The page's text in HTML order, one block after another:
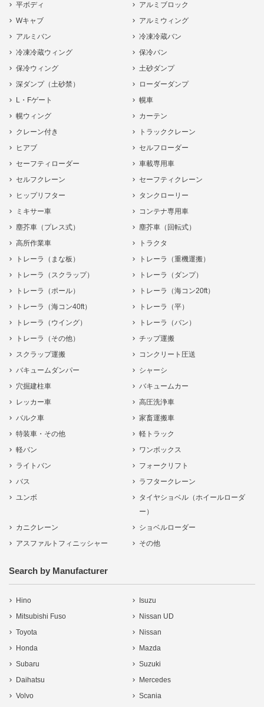
平ボディ
アルミブロック
Wキャブ
アルミウィング
アルミバン
冷凍冷蔵バン
冷凍冷蔵ウィング
保冷バン
保冷ウィング
土砂ダンプ
深ダンプ（土砂禁）
ローダーダンプ
L・Fゲート
幌車
幌ウィング
カーテン
クレーン付き
トラッククレーン
ヒアブ
セルフローダー
セーフティローダー
車載専用車
セルフクレーン
セーフティクレーン
ヒップリフター
タンクローリー
ミキサー車
コンテナ専用車
塵芥車（プレス式）
塵芥車（回転式）
高所作業車
トラクタ
トレーラ（まな板）
トレーラ（重機運搬）
トレーラ（スクラップ）
トレーラ（ダンプ）
トレーラ（ポール）
トレーラ（海コン20ft）
トレーラ（海コン40ft）
トレーラ（平）
トレーラ（ウイング）
トレーラ（バン）
トレーラ（その他）
チップ運搬
スクラップ運搬
コンクリート圧送
バキュームダンパー
シャーシ
穴掘建柱車
バキュームカー
レッカー車
高圧洗浄車
バルク車
家畜運搬車
特装車・その他
軽トラック
軽バン
ワンボックス
ライトバン
フォークリフト
バス
ラフタークレーン
ユンボ
タイヤショベル（ホイールローダ
ー）
カニクレーン
ショベルローダー
アスファルトフィニッシャー
その他
Search by Manufacturer
Hino
Isuzu
Mitsubishi Fuso
Nissan UD
Toyota
Nissan
Honda
Mazda
Subaru
Suzuki
Daihatsu
Mercedes
Volvo
Scania